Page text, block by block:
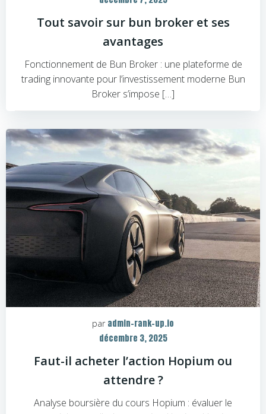
Tout savoir sur bun broker et ses
avantages
Fonctionnement de Bun Broker : une plateforme de
trading innovante pour l’investissement moderne Bun
Broker s’impose […]
par admin-rank-up.io
décembre 3, 2025
Faut-il acheter l’action Hopium ou
attendre ?
Analyse boursière du cours Hopium : évaluer le